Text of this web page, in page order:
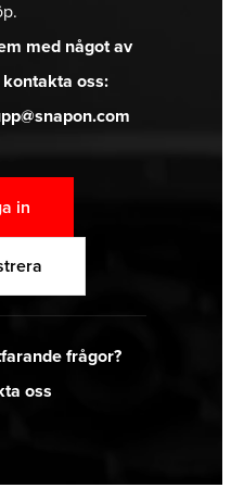
med något av
oss:
in
frågor?
oss